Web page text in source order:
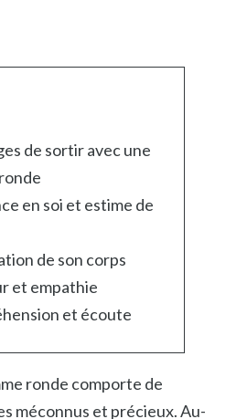
de sortir avec une
en soi et estime de
de son corps
et empathie
et écoute
ronde comporte de
méconnus et précieux. Au-